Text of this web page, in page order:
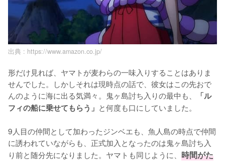
出典 : https://www.amazon.co.jp/
形だけ見れば、ヤマトが麦わらの一味入りすることはありま
せんでした。しかしそれは現時点の話で、彼女はこの先おで
んのように海に出る気満々。鬼ヶ島討ち入りの最中も、
「ル
フィの船に乗せてもらう」 と何度も口にしていました。
9人目の仲間として加わったジンベエも、魚人島の時点で仲間
に誘われていながらも、正式加入となったのは鬼ヶ島討ち入
り前と随分先になりました。ヤマトも同じように、 時間がた